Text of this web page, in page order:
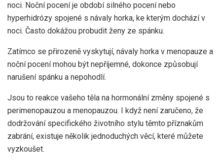
noci. Noční pocení je období silného pocení nebo
hyperhidrózy spojené s návaly horka, ke kterým dochází v
noci. Často dokážou probudit ženy ze spánku.
Zatímco se přirozeně vyskytují, návaly horka v menopauze a
noční pocení mohou být nepříjemné, dokonce způsobují
narušení spánku a nepohodlí.
Jsou to reakce vašeho těla na hormonální změny spojené s
perimenopauzou a menopauzou. I když není zaručeno, že
dodržování specifického životního stylu těmto příznakům
zabrání, existuje několik jednoduchých věcí, které můžete
vyzkoušet.